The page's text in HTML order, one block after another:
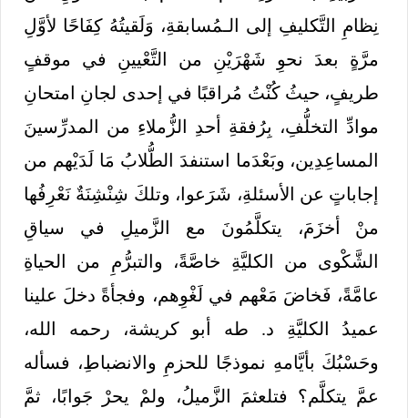
نِظامِ التَّكليفِ إلى الـمُسابقةِ، وَلَقيتُهُ كِفَاحًا لأوَّلِ
مرَّةٍ بعدَ نحوِ شَهْرَيْنِ من التَّعْيينِ في موقفٍ
طريفٍ، حيثُ كُنْتُ مُراقبًا في إحدى لجانِ امتحانِ
موادِّ التخلُّفِ، بِرُفقةِ أحدِ الزُّملاءِ من المدرِّسينَ
المساعِدِين، وبَعْدَما استنفدَ الطُّلابُ مَا لَدَيْهم من
إجاباتٍ عن الأسئلةِ، شَرَعوا، وتلكَ شِنْشِنَةٌ نَعْرِفُها
منْ أخزَمَ، يتكلَّمُونَ مع الزَّميلِ في سياقِ
الشَّكْوى من الكليَّةِ خاصَّةً، والتبرُّمِ من الحياةِ
عامَّةً، فَخاضَ مَعْهم في لَغْوِهم، وفجأةً دخلَ علينا
عميدُ الكليَّةِ د. طه أبو كريشة، رحمه الله،
وحَسْبُكَ بأيَّامهِ نموذجًا للحزمِ والانضباطِ، فسأله
عمَّ يتكلَّم؟ فتلعثمَ الزَّميلُ، ولمْ يحرْ جَوابًا، ثمَّ